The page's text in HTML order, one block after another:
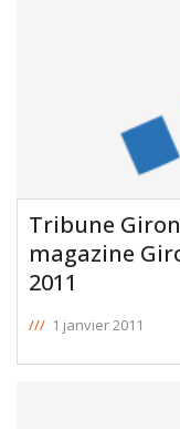
Tribune
magazine
2011
/// 1 janvier 2011